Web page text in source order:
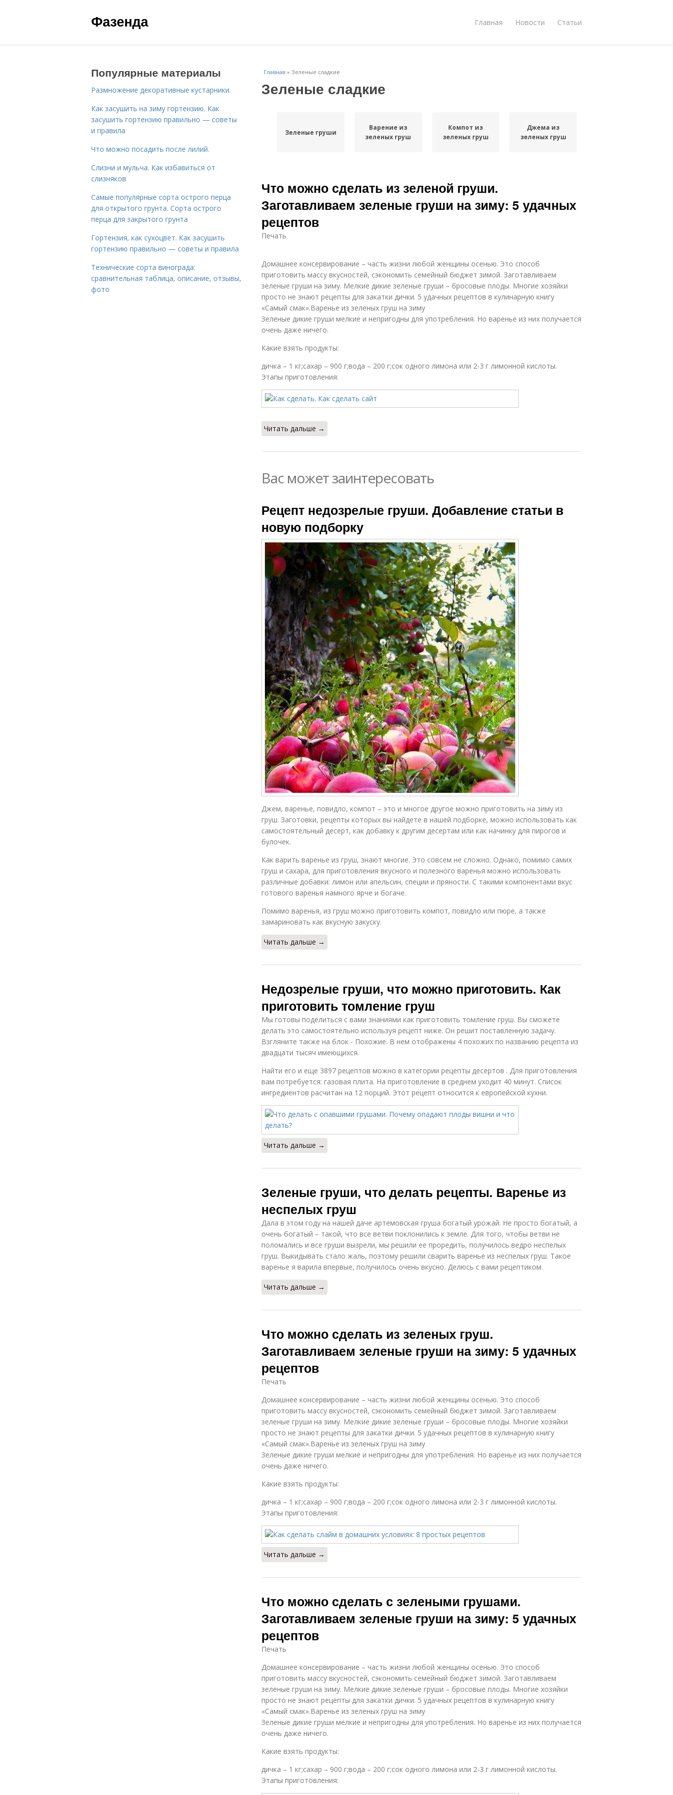
Фазенда Главная Новости Статьи
Главная » Зеленые сладкие
Зеленые сладкие
Зеленые груши
Варение из
зеленых груш
Компот из
зеленых груш
Джема из
зеленых груш
Что можно сделать из зеленой груши.
Заготавливаем зеленые груши на зиму: 5 удачных
рецептов
Печать
Домашнее консервирование – часть жизни любой женщины осенью. Это способ
приготовить массу вкусностей, сэкономить семейный бюджет зимой. Заготавливаем
зеленые груши на зиму. Мелкие дикие зеленые груши – бросовые плоды. Многие хозяйки
просто не знают рецепты для закатки дички. 5 удачных рецептов в кулинарную книгу
«Самый смак».Варенье из зеленых груш на зиму
Зеленые дикие груши мелкие и непригодны для употребления. Но варенье из них получается
очень даже ничего.
Какие взять продукты:
дичка – 1 кг;сахар – 900 г;вода – 200 г;сок одного лимона или 2-3 г лимонной кислоты.
Этапы приготовления:
Читать дальше →
Вас может заинтересовать
Рецепт недозрелые груши. Добавление статьи в
новую подборку
Джем, варенье, повидло, компот – это и многое другое можно приготовить на зиму из
груш. Заготовки, рецепты которых вы найдете в нашей подборке, можно использовать как
самостоятельный десерт, как добавку к другим десертам или как начинку для пирогов и
булочек.
Как варить варенье из груш, знают многие. Это совсем не сложно. Однако, помимо самих
груш и сахара, для приготовления вкусного и полезного варенья можно использовать
различные добавки: лимон или апельсин, специи и пряности. С такими компонентами вкус
готового варенья намного ярче и богаче.
Помимо варенья, из груш можно приготовить компот, повидло или пюре, а также
замариновать как вкусную закуску.
Читать дальше →
Недозрелые груши, что можно приготовить. Как
приготовить томление груш
Мы готовы поделиться с вами знаниями как приготовить томление груш. Вы сможете
делать это самостоятельно используя рецепт ниже. Он решит поставленную задачу.
Взгляните также на блок - Похожие. В нем отображены 4 похожих по названию рецепта из
двадцати тысяч имеющихся.
Найти его и еще 3897 рецептов можно в категории рецепты десертов . Для приготовления
вам потребуется: газовая плита. На приготовление в среднем уходит 40 минут. Список
ингредиентов расчитан на 12 порций. Этот рецепт относится к европейской кухни.
Читать дальше →
Зеленые груши, что делать рецепты. Варенье из
неспелых груш
Дала в этом году на нашей даче артемовская груша богатый урожай. Не просто богатый, а
очень богатый – такой, что все ветви поклонились к земле. Для того, чтобы ветви не
поломались и все груши вызрели, мы решили ее проредить, получилось ведро неспелых
груш. Выкидывать стало жаль, поэтому решили сварить варенье из неспелых груш. Такое
варенье я варила впервые, получилось очень вкусно. Делюсь с вами рецептиком.
Читать дальше →
Что можно сделать из зеленых груш.
Заготавливаем зеленые груши на зиму: 5 удачных
рецептов
Печать
Домашнее консервирование – часть жизни любой женщины осенью. Это способ
приготовить массу вкусностей, сэкономить семейный бюджет зимой. Заготавливаем
зеленые груши на зиму. Мелкие дикие зеленые груши – бросовые плоды. Многие хозяйки
просто не знают рецепты для закатки дички. 5 удачных рецептов в кулинарную книгу
«Самый смак».Варенье из зеленых груш на зиму
Зеленые дикие груши мелкие и непригодны для употребления. Но варенье из них получается
очень даже ничего.
Какие взять продукты:
дичка – 1 кг;сахар – 900 г;вода – 200 г;сок одного лимона или 2-3 г лимонной кислоты.
Этапы приготовления:
Читать дальше →
Что можно сделать с зелеными грушами.
Заготавливаем зеленые груши на зиму: 5 удачных
рецептов
Печать
Домашнее консервирование – часть жизни любой женщины осенью. Это способ
приготовить массу вкусностей, сэкономить семейный бюджет зимой. Заготавливаем
зеленые груши на зиму. Мелкие дикие зеленые груши – бросовые плоды. Многие хозяйки
просто не знают рецепты для закатки дички. 5 удачных рецептов в кулинарную книгу
«Самый смак».Варенье из зеленых груш на зиму
Зеленые дикие груши мелкие и непригодны для употребления. Но варенье из них получается
очень даже ничего.
Какие взять продукты:
дичка – 1 кг;сахар – 900 г;вода – 200 г;сок одного лимона или 2-3 г лимонной кислоты.
Этапы приготовления:
Популярные материалы
Размножение декоративные кустарники.
Как засушить на зиму гортензию. Как
засушить гортензию правильно — советы
и правила
Что можно посадить после лилий.
Слизни и мульча. Как избавиться от
слизняков
Самые популярные сорта острого перца
для открытого грунта. Сорта острого
перца для закрытого грунта
Гортензия, как сухоцвет. Как засушить
гортензию правильно — советы и правила
Технические сорта винограда:
сравнительная таблица, описание, отзывы,
фото